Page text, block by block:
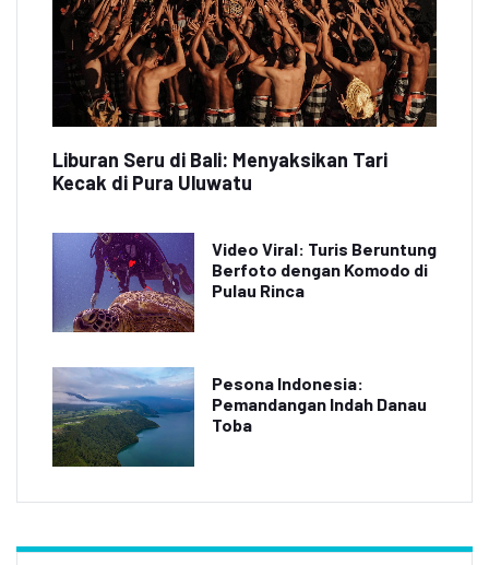
Liburan Seru di Bali: Menyaksikan Tari
Kecak di Pura Uluwatu
Video Viral: Turis Beruntung
Berfoto dengan Komodo di
Pulau Rinca
Pesona Indonesia:
Pemandangan Indah Danau
Toba